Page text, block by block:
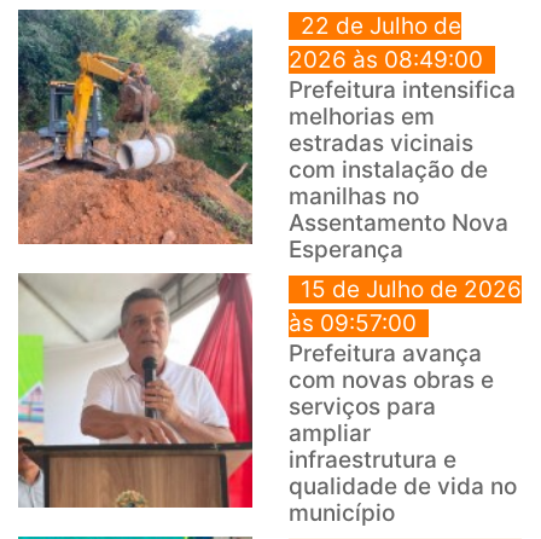
22 de Julho de
2026 às 08:49:00
Prefeitura intensifica
melhorias em
estradas vicinais
com instalação de
manilhas no
Assentamento Nova
Esperança
15 de Julho de 2026
às 09:57:00
Prefeitura avança
com novas obras e
serviços para
ampliar
infraestrutura e
qualidade de vida no
município